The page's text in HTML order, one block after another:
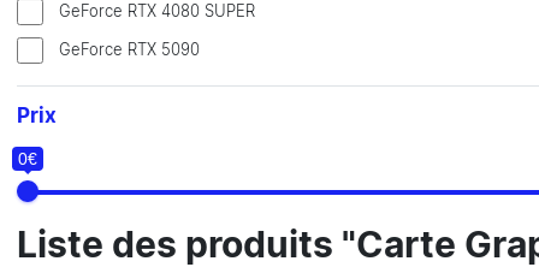
GeForce RTX 4080 SUPER
GeForce RTX 5090
Prix
0€
Liste des produits "Carte